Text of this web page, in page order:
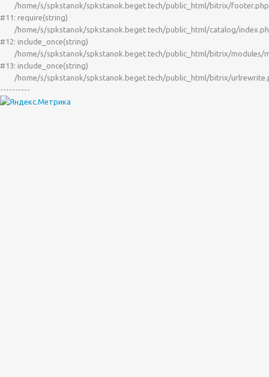
#11: require(string)
#12: include_once(string)
#13: include_once(string)